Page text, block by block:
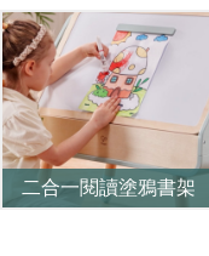
二合一閱讀塗鴉書架